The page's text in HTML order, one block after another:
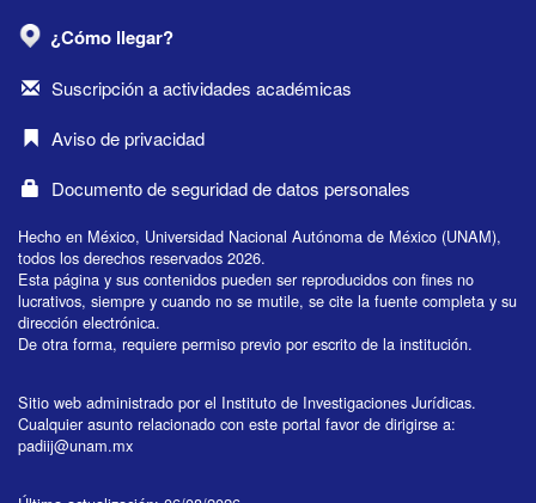
¿Cómo llegar?
Suscripción a actividades académicas
Aviso de privacidad
Documento de seguridad de datos personales
Hecho en México, Universidad Nacional Autónoma de México (UNAM),
todos los derechos reservados 2026.
Esta página y sus contenidos pueden ser reproducidos con fines no
lucrativos, siempre y cuando no se mutile, se cite la fuente completa y su
dirección electrónica.
De otra forma, requiere permiso previo por escrito de la institución.
Sitio web administrado por el Instituto de Investigaciones Jurídicas.
Cualquier asunto relacionado con este portal favor de dirigirse a:
padiij@unam.mx